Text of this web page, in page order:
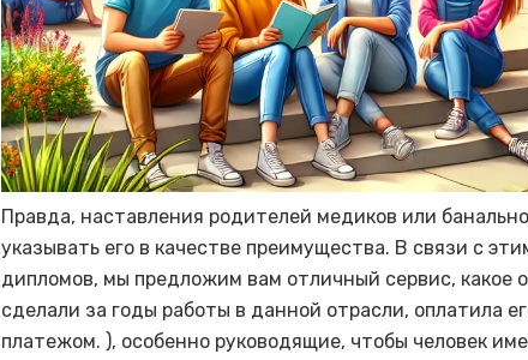
Правда, наставления родителей медиков или
указывать его в качестве преимущества. В связи с
дипломов, мы предложим вам отличный сервис, какое
сделали за годы работы в данной отрасли, оплатила
платежом. ), особенно руководящие, чтобы человек